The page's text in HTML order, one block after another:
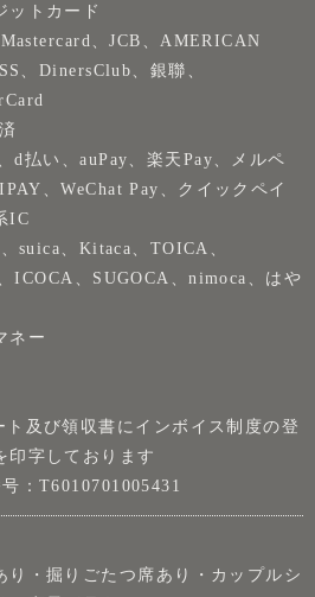
ットカード
、JCB、AMERICAN
、DinersClub、銀聯、
d払い、auPay、楽天Pay、メルペ
、WeChat Pay、クイックペイ
IC
suica、Kitaca、TOICA、
ICOCA、SUGOCA、nimoca、はや
ネー
及び領収書にインボイス制度の登
印字しております
：T6010701005431
り・掘りごたつ席あり・カップルシ